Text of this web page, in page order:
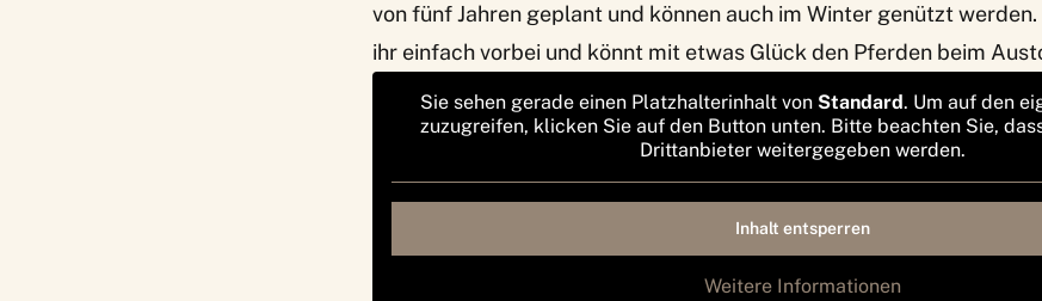
von fünf Jahren geplant und können auch im Winter genützt
ihr einfach vorbei und könnt mit etwas Glück den Pferden beim
Sie sehen gerade einen Platzhalterinhalt von Standard. Um auf den
zuzugreifen, klicken Sie auf den Button unten. Bitte beachten Sie,
Drittanbieter weitergegeben werden.
Inhalt entsperren
Weitere Informationen